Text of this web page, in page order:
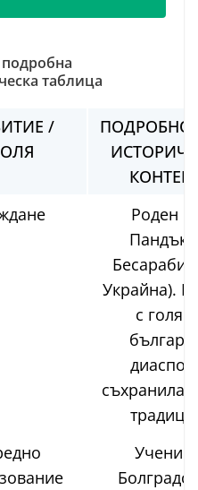
таблица
/
Роден в
Украйна).
с
съхранила
Учение